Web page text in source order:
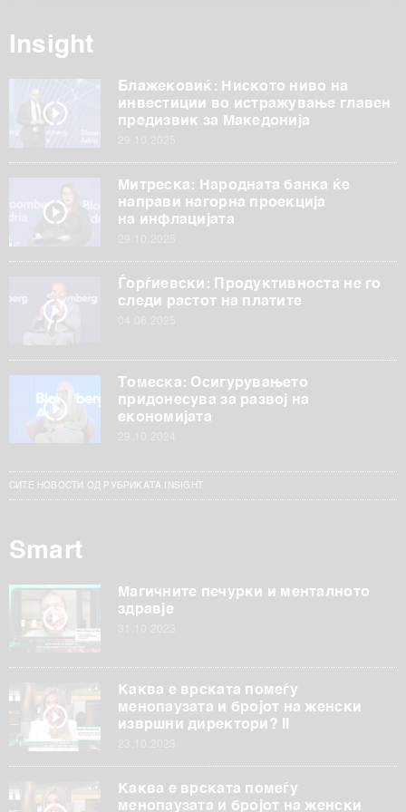
нашатаПолитика на приватност
други слични технологии во
колачиња . Колачињата во кој било момент можете
повторно да ги ажурирате со клик на „Прикажи ги
деталите“. Согласноста можете во кој било момент да
ја повлечете без негативни последици.
Insight
Блажековиќ: Ниското ниво на
инвестиции во истражување главен
предизвик за Македонија
Митреска: Народната банка ќе
направи нагорна проекција
на инфлацијата
Ѓорѓиевски: Продуктивноста не го
следи растот на платите
Томеска: Осигурувањето
придонесува за развој на
економијата
СИТЕ НОВОСТИ ОД РУБРИКАТА INSIGHT
Smart
Магичните печурки и менталното
здравје
Каква е врската помеѓу
менопаузата и бројот на женски
извршни директори? II
Каква е врската помеѓу
менопаузата и бројот на женски